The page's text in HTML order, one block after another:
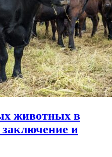
животных в
заключение и